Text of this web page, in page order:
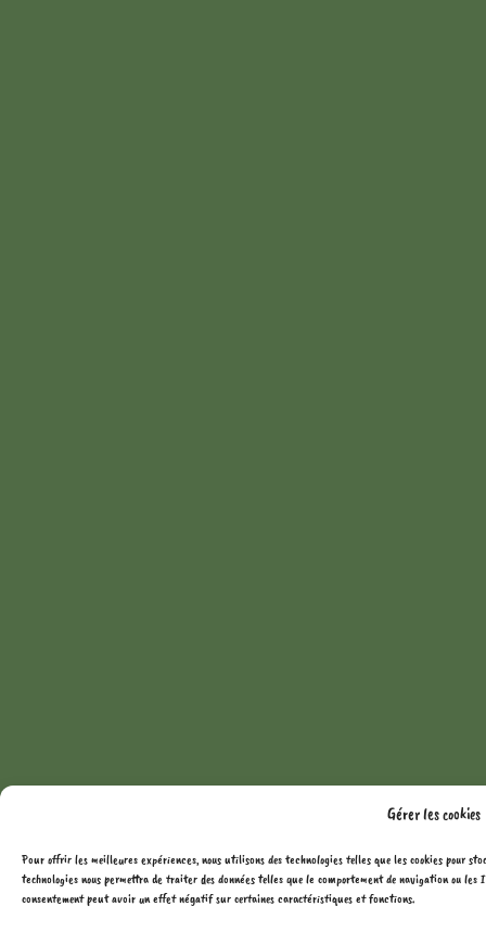
Gérer les cookies
Pour offrir les meilleures expériences, nous utilisons des technologies telles que les cookies pour
technologies nous permettra de traiter des données telles que le comportement de navigation ou
consentement peut avoir un effet négatif sur certaines caractéristiques et fonctions.